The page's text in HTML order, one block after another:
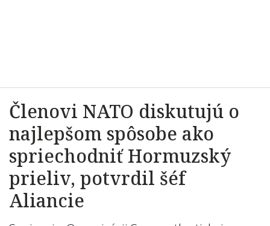
Členovi NATO diskutujú o
najlepšom spôsobe ako
spriechodniť Hormuzský
prieliv, potvrdil šéf
Aliancie